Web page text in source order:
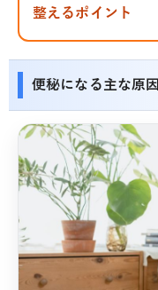
整えるポイント
便秘になる主な原因